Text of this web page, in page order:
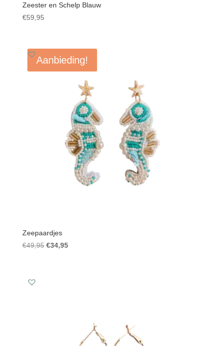
Zeester en Schelp Blauw
€59,95
Aanbieding!
Zeepaardjes
€49,95 Oorspronkelijke
€34,95Huidige